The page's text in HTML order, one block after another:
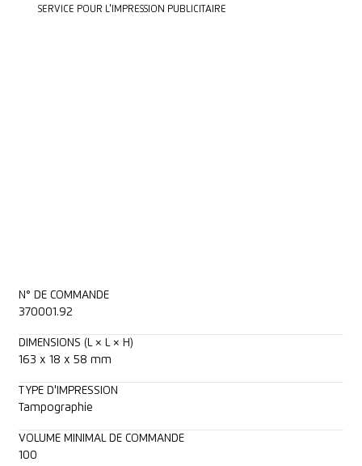
SERVICE POUR L'IMPRESSION PUBLICITAIRE
N° DE COMMANDE
370001.92
DIMENSIONS (L × L × H)
163 x 18 x 58 mm
TYPE D'IMPRESSION
Tampographie
VOLUME MINIMAL DE COMMANDE
100